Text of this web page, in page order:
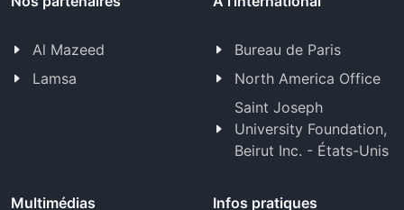
Al Mazeed
Lamsa
Bureau de Paris
North America Office
Saint Joseph
University Foundation,
Beirut Inc. - États-Unis
Multimédias Infos pratiques